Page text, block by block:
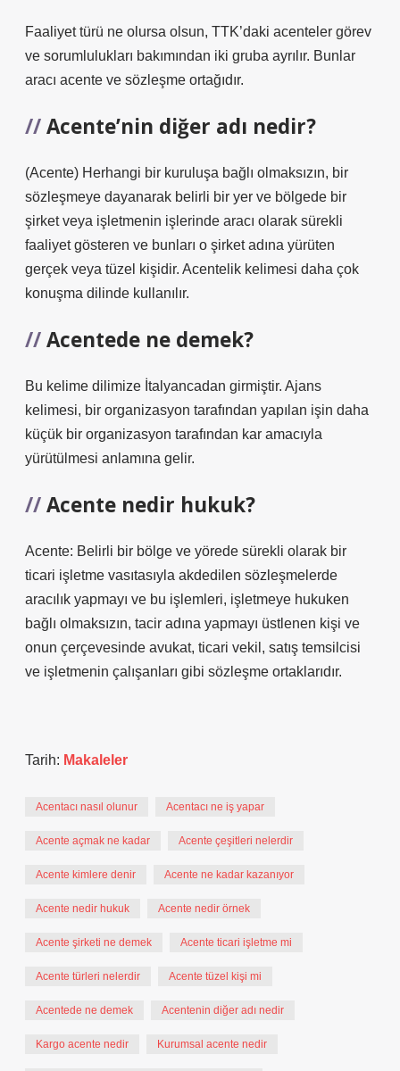
Faaliyet türü ne olursa olsun, TTK’daki acenteler görev
ve sorumlulukları bakımından iki gruba ayrılır. Bunlar
aracı acente ve sözleşme ortağıdır.
Acente’nin diğer adı nedir?
(Acente) Herhangi bir kuruluşa bağlı olmaksızın, bir
sözleşmeye dayanarak belirli bir yer ve bölgede bir
şirket veya işletmenin işlerinde aracı olarak sürekli
faaliyet gösteren ve bunları o şirket adına yürüten
gerçek veya tüzel kişidir. Acentelik kelimesi daha çok
konuşma dilinde kullanılır.
Acentede ne demek?
Bu kelime dilimize İtalyancadan girmiştir. Ajans
kelimesi, bir organizasyon tarafından yapılan işin daha
küçük bir organizasyon tarafından kar amacıyla
yürütülmesi anlamına gelir.
Acente nedir hukuk?
Acente: Belirli bir bölge ve yörede sürekli olarak bir
ticari işletme vasıtasıyla akdedilen sözleşmelerde
aracılık yapmayı ve bu işlemleri, işletmeye hukuken
bağlı olmaksızın, tacir adına yapmayı üstlenen kişi ve
onun çerçevesinde avukat, ticari vekil, satış temsilcisi
ve işletmenin çalışanları gibi sözleşme ortaklarıdır.
Tarih: Makaleler
Acentacı nasıl olunur Acentacı ne iş yapar
Acente açmak ne kadar Acente çeşitleri nelerdir
Acente kimlere denir Acente ne kadar kazanıyor
Acente nedir hukuk Acente nedir örnek
Acente şirketi ne demek Acente ticari işletme mi
Acente türleri nelerdir Acente tüzel kişi mi
Acentede ne demek Acentenin diğer adı nedir
Kargo acente nedir Kurumsal acente nedir